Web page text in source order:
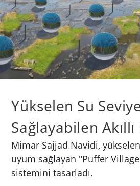
Yükselen Su
Sağlayabilen
Mimar Sajjad Navidi,
uyum sağlayan "Puffer
sistemini tasarladı.